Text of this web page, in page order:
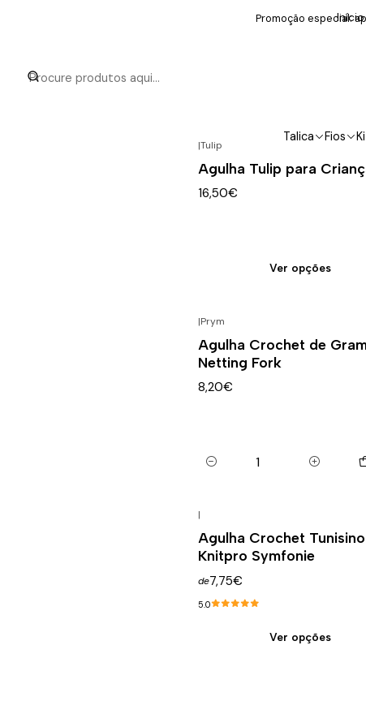
Talica Fios
Promoção especial:
Início
|Tulip
Agulha Tulip para
16,50€
Ver opções
|Prym
Agulha Crochet de
Netting Fork
8,20€
Quantidade
|
Agulha Crochet Tunisino
Knitpro Symfonie
de7,75€
5.0
Ver opções